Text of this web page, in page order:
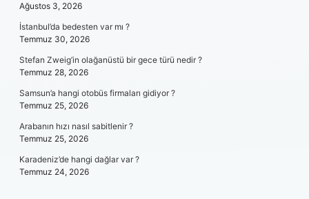
Ağustos 3, 2026
İstanbul’da bedesten var mı ?
Temmuz 30, 2026
Stefan Zweig’in olağanüstü bir gece türü nedir ?
Temmuz 28, 2026
Samsun’a hangi otobüs firmaları gidiyor ?
Temmuz 25, 2026
Arabanın hızı nasıl sabitlenir ?
Temmuz 25, 2026
Karadeniz’de hangi dağlar var ?
Temmuz 24, 2026